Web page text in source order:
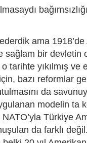
ama
sağlam bir devletin
tarihte yıkılmış ve
bazı reformlar
da
modelin ta
Türkiye
da farklı